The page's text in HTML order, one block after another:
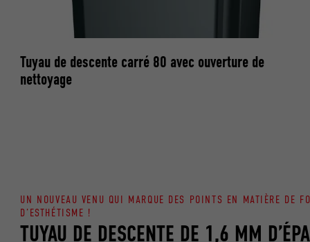
Tuyau de descente carré 80 avec ouverture de
nettoyage
TUYAU DE DESCENTE DE 1,6 MM
UN NOUVEAU VENU QUI MARQUE DES POINTS EN MATIÈRE DE
D’ESTHÉTISME !
EXPIRATION
UTILITÉ
UTILITÉ
EXPIRATION
UTILITÉ